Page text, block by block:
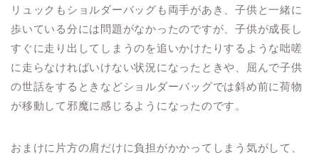
リュックもショルダーバッグも両手があき、子供と一緒に
歩いている分には問題がなかったのですが、子供が成長し
すぐに走り出してしまうのを追いかけたりするような咄嗟
に走らなければいけない状況になったときや、屈んで子供
の世話をするときなどショルダーバッグでは斜め前に荷物
が移動して邪魔に感じるようになったのです。
おまけに片方の肩だけに負担がかかってしまう気がして、